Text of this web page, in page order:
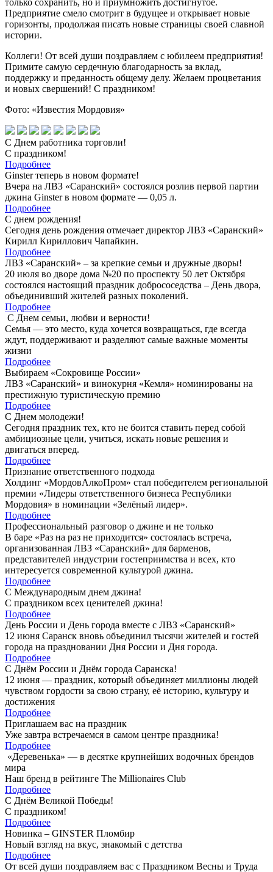
только сохранить, но и приумножить достигнутое.
Предприятие смело смотрит в будущее и открывает новые
горизонты, продолжая писать новые страницы своей славной
истории.
Коллеги! От всей души поздравляем с юбилеем предприятия!
Примите самую сердечную благодарность за вклад,
поддержку и преданность общему делу. Желаем процветания
и новых свершений! С праздником!
Фото: «Известия Мордовия»
С Днем работника торговли!
С праздником!
Подробнее
Ginster теперь в новом формате!
Вчера на ЛВЗ «Саранский» состоялся розлив первой партии
джина Ginster в новом формате — 0,05 л.
Подробнее
С днем рождения!
Сегодня день рождения отмечает директор ЛВЗ «Саранский»
Кирилл Кириллович Чапайкин.
Подробнее
ЛВЗ «Саранский» – за крепкие семьи и дружные дворы!
20 июля во дворе дома №20 по проспекту 50 лет Октября
состоялся настоящий праздник добрососедства – День двора,
объединивший жителей разных поколений.
Подробнее
С Днем семьи, любви и верности!
Семья — это место, куда хочется возвращаться, где всегда
ждут, поддерживают и разделяют самые важные моменты
жизни
Подробнее
Выбираем «Сокровище России»
ЛВЗ «Саранский» и винокурня «Кемля» номинированы на
престижную туристическую премию
Подробнее
С Днем молодежи!
Сегодня праздник тех, кто не боится ставить перед собой
амбициозные цели, учиться, искать новые решения и
двигаться вперед.
Подробнее
Признание ответственного подхода
Холдинг «МордовАлкоПром» стал победителем региональной
премии «Лидеры ответственного бизнеса Республики
Мордовия» в номинации «Зелёный лидер».
Подробнее
Профессиональный разговор о джине и не только
В баре «Раз на раз не приходится» состоялась встреча,
организованная ЛВЗ «Саранский» для барменов,
представителей индустрии гостеприимства и всех, кто
интересуется современной культурой джина.
Подробнее
С Международным днем джина!
С праздником всех ценителей джина!
Подробнее
День России и День города вместе с ЛВЗ «Саранский»
12 июня Саранск вновь объединил тысячи жителей и гостей
города на праздновании Дня России и Дня города.
Подробнее
С Днём России и Днём города Саранска!
12 июня — праздник, который объединяет миллионы людей
чувством гордости за свою страну, её историю, культуру и
достижения
Подробнее
Приглашаем вас на праздник
Уже завтра встречаемся в самом центре праздника!
Подробнее
«Деревенька» — в десятке крупнейших водочных брендов
мира
Наш бренд в рейтинге The Millionaires Club
Подробнее
С Днём Великой Победы!
С праздником!
Подробнее
Новинка – GINSTER Пломбир
Новый взгляд на вкус, знакомый с детства
Подробнее
От всей души поздравляем вас с Праздником Весны и Труда